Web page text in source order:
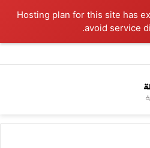
avoid service
للأجهزة المعنية بتنفيذ حملة التوعي